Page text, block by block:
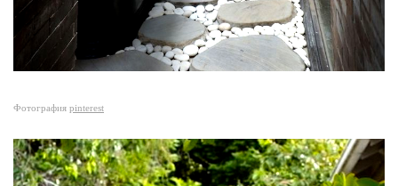
Фотография pinterest